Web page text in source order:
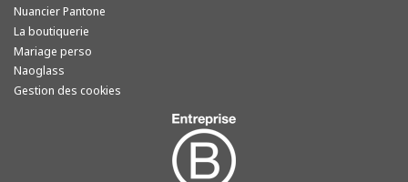
Nuancier Pantone
La boutiquerie
Mariage perso
Naoglass
Gestion des cookies